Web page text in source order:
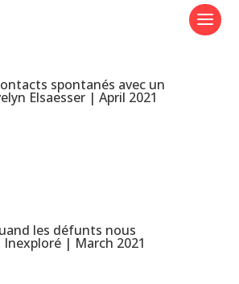
spontanés avec un
Elsaesser | April 2021
les défunts nous
| March 2021